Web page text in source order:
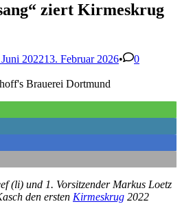
ziert Kirmeskrug
202213. Februar 2026• 0
Brauerei Dortmund
(li) und 1. Vorsitzender Markus Loetz
den ersten Kirmeskrug 2022